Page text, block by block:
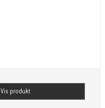
Vis produkt